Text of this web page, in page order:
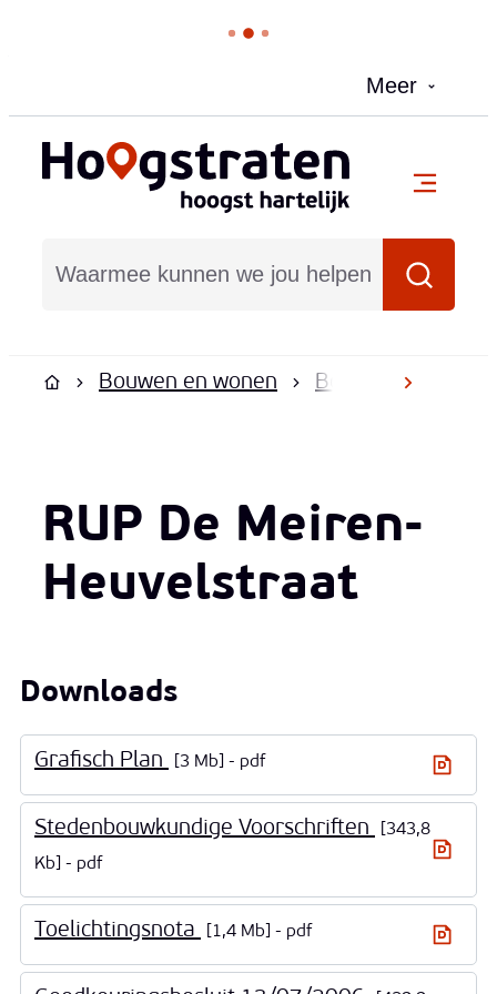
Meer
Hoogstraten
Zoeken
menu
scroll
Startpagina
Bouwen en wonen Bouwen en
RUP De Meiren-
Heuvelstraat
Downloads
Grafisch Plan 3 Mb pdf
Stedenbouwkundige Voorschriften
343,8
Kb
pdf
Toelichtingsnota 1,4 Mb pdf